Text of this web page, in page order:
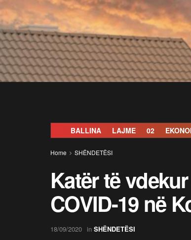
BALLINA LAJME 02
Home SHËNDETËSI
Katër të
COVID-19 në
18/09/2020 in SHËNDETËSI